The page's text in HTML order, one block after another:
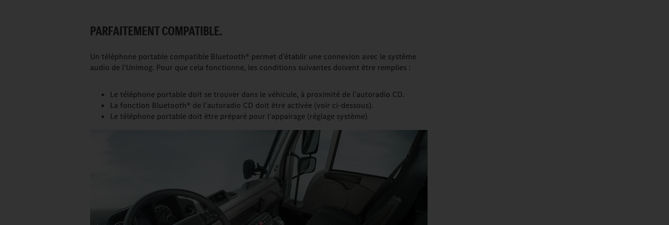
PARFAITEMENT COMPATIBLE.
Un téléphone portable compatible Bluetooth® permet d’établir une connexion avec le système
audio de l’Unimog. Pour que cela fonctionne, les conditions suivantes doivent être remplies :
Le téléphone portable doit se trouver dans le véhicule, à proximité de l’autoradio CD.
La fonction Bluetooth® de l’autoradio CD doit être activée (voir ci-dessous).
Le téléphone portable doit être préparé pour l’appairage (réglage système)